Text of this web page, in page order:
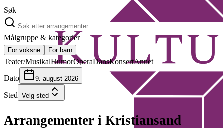
Søk
Målgruppe & kategorier
For voksne For barn
Teater/MusikalHumorOperaDansKonsertAnnet
Dato
9. august 2026
Sted Velg sted
Arrangementer i Kristiansand